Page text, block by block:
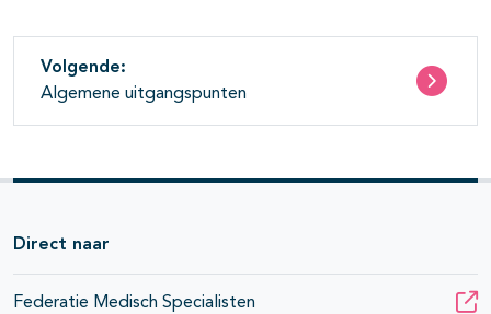
Volgende:
Algemene uitgangspunten
Direct naar
Federatie Medisch Specialisten